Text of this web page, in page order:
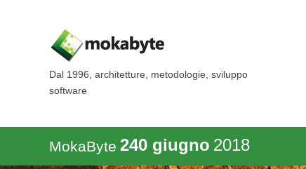
Dal 1996, architetture, metodologie, sviluppo
software
MokaByte 240 giugno 2018